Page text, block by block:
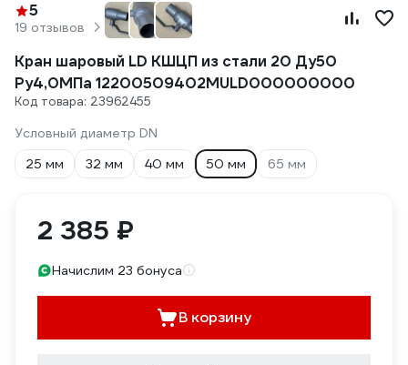
5
19 отзывов
Кран шаровый LD КШЦП из стали 20 Ду50
Ру4,0МПа 12200509402MULD000000000
Код товара: 23962455
Условный диаметр DN
25 мм
32 мм 40 мм 50 мм 65 мм
2 385 ₽
Начислим 23 бонуса
В корзину